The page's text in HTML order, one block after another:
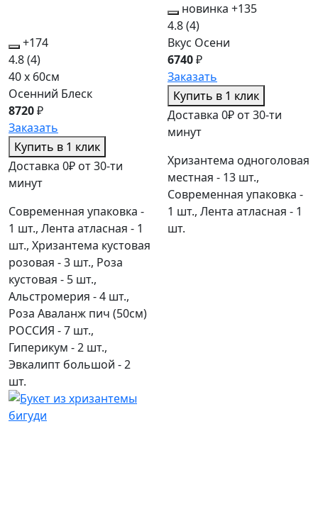
+174
4.8(4)
40 x 60см
Осенний Блеск
8720₽
Заказать
Купить в 1 клик
Доставка 0₽ от 30-ти
минут
Современная упаковка -
1 шт., Лента атласная - 1
шт., Хризантема кустовая
розовая - 3 шт., Роза
кустовая - 5 шт.,
Альстромерия - 4 шт.,
Роза Аваланж пич (50см)
РОССИЯ - 7 шт.,
Гиперикум - 2 шт.,
Эвкалипт большой - 2
шт.
новинка +135
4.8(4)
Вкус Осени
6740₽
Заказать
Купить в 1 клик
Доставка 0₽ от 30-ти
минут
Хризантема одноголовая
местная - 13 шт.,
Современная упаковка -
1 шт., Лента атласная - 1
шт.